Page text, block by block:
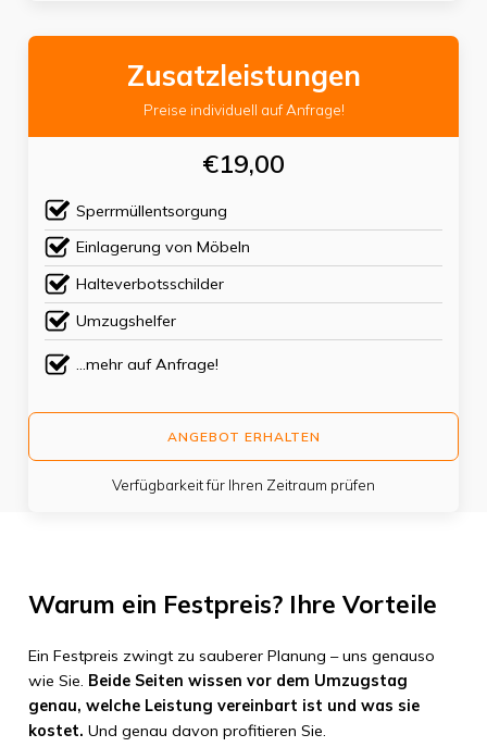
Zusatzleistungen
Preise individuell auf Anfrage!
€19,00
Sperrmüllentsorgung
Einlagerung von Möbeln
Halteverbotsschilder
Umzugshelfer
...mehr auf Anfrage!
ANGEBOT ERHALTEN
Verfügbarkeit für Ihren Zeitraum prüfen
Warum ein Festpreis? Ihre Vorteile
Ein Festpreis zwingt zu sauberer Planung – uns genauso
wie Sie. Beide Seiten wissen vor dem Umzugstag
genau, welche Leistung vereinbart ist und was sie
kostet. Und genau davon profitieren Sie.